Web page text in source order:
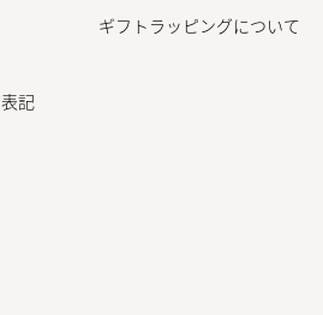
記
ギフトラッピングについて